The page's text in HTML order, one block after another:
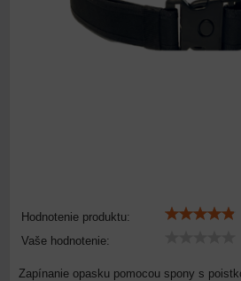
Hodnotenie produktu:
Vaše hodnotenie:
Zapínanie opasku pomocou spony s